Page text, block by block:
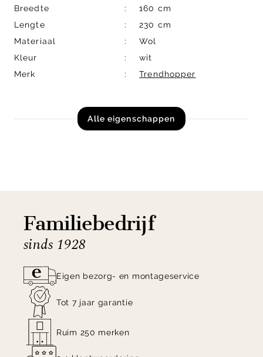
Breedte
160 cm
Lengte
230 cm
Materiaal
Wol
Kleur
wit
Merk
Trendhopper
Alle eigenschappen
Familiebedrijf
sinds 1928
Eigen bezorg- en montageservice
Tot 7 jaar garantie
Ruim 250 merken